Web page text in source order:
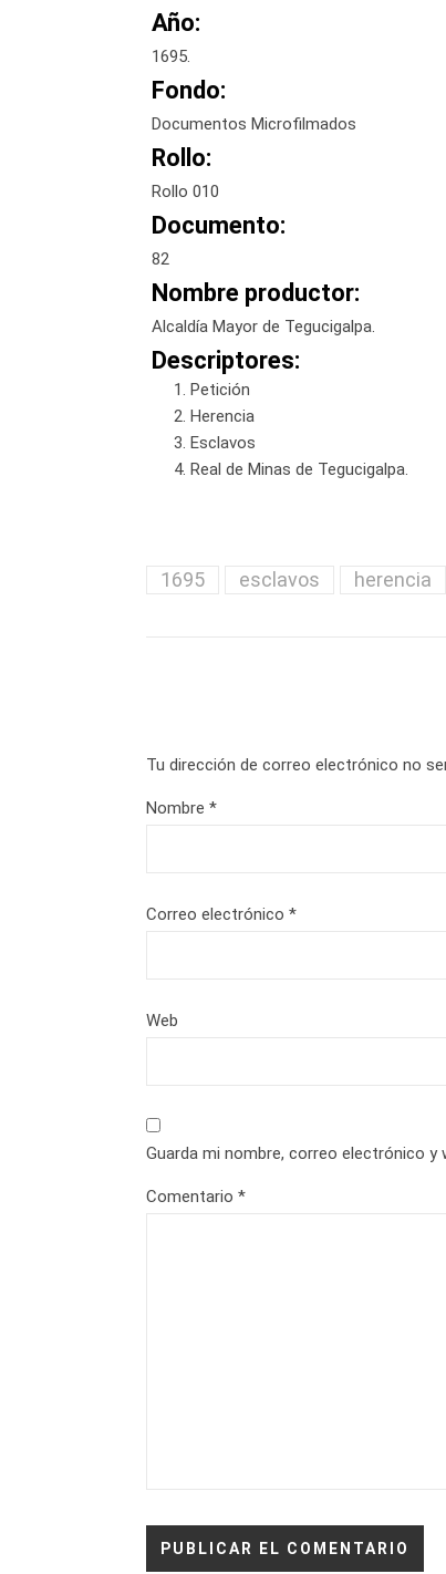
Año:
1695.
Fondo:
Documentos Microfilmados
Rollo:
Rollo 010
Documento:
82
Nombre productor:
Alcaldía Mayor de Tegucigalpa.
Descriptores:
Petición
Herencia
Esclavos
Real de Minas de Tegucigalpa.
1695 esclavos herencia
Tu dirección de correo electrónico no
Nombre *
Correo electrónico *
Web
Guarda mi nombre, correo electrónico y
Comentario *